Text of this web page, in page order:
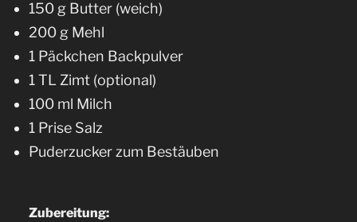
150 g Butter (weich)
200 g Mehl
1 Päckchen Backpulver
1 TL Zimt (optional)
100 ml Milch
1 Prise Salz
Puderzucker zum Bestäuben
Zubereitung: